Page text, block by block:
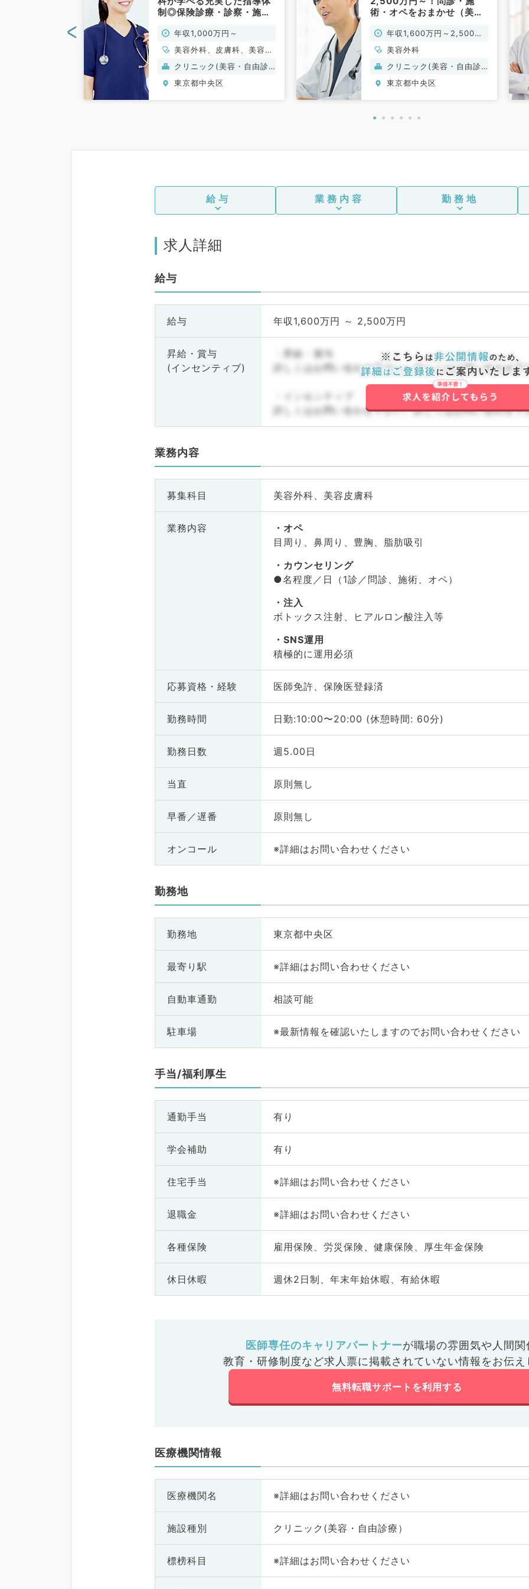
制◎保険診療・診察・施
美容皮膚科／常勤）
年収1,000万円～
美容外科、皮膚科、美容皮
膚科
クリニック(美容・自由診
療）
東京都中央区
術・オペをおまかせ（美容
年収1,600万円～2,500万
円
美容外科
クリニック(美容・自由診
療）
東京都中央区
<
給与 業務内容 勤務地
求人詳細
給与
給与 年収1,600万円 ～ 2,500万円
昇給・賞与
(インセンティブ)
・昇給・賞与
詳しくはお問い合わせ下さい。詳しくはお問い合わせ下
・インセンティブ
詳しくはお問い合わせ下さい。詳しくはお問い合わせ下
業務内容
募集科目 美容外科、美容皮膚科
業務内容
オペ
目周り、鼻周り、豊胸、脂肪吸引
カウンセリング
●名程度／日（1診／問診、施術、オペ）
注入
ボトックス注射、ヒアルロン酸注入等
SNS運用
積極的に運用必須
応募資格・ 経験 医師免許、保険医登録済
勤務時間 日勤:10:00〜20:00 (休憩時間: 60分)
勤務日数 週5.00日
当直 原則無し
早番／遅番 原則無し
オンコール ※詳細はお問い合わせください
勤務地
勤務地 東京都中央区
最寄り駅 ※詳細はお問い合わせください
自動車通勤 相談可能
駐車場 ※最新情報を確認いたしますのでお問い合わせください
手当/福利厚生
通勤手当 有り
学会補助 有り
住宅手当 ※詳細はお問い合わせください
退職金 ※詳細はお問い合わせください
各種保険 雇用保険、労災保険、健康保険、厚生年金保険
休日休暇 週休2日制、年末年始休暇、有給休暇
医師専任のキャリアパートナーが職場の雰囲気や人間関
教育・研修制度など求人票に掲載されていない情報をお伝え
無料転職サポートを利用する
医療機関情報
医療機関名 ※詳細はお問い合わせください
施設種別 クリニック(美容・自由診療）
標榜科目 ※詳細はお問い合わせください